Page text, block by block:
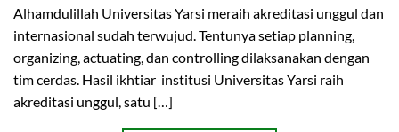
Alhamdulillah Universitas Yarsi meraih akreditasi unggul dan
internasional sudah terwujud. Tentunya setiap planning,
organizing, actuating, dan controlling dilaksanakan dengan
tim cerdas. Hasil ikhtiar institusi Universitas Yarsi raih
akreditasi unggul, satu […]